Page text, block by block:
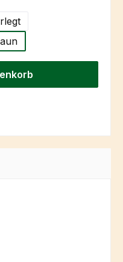
benutze die Schaltflächen